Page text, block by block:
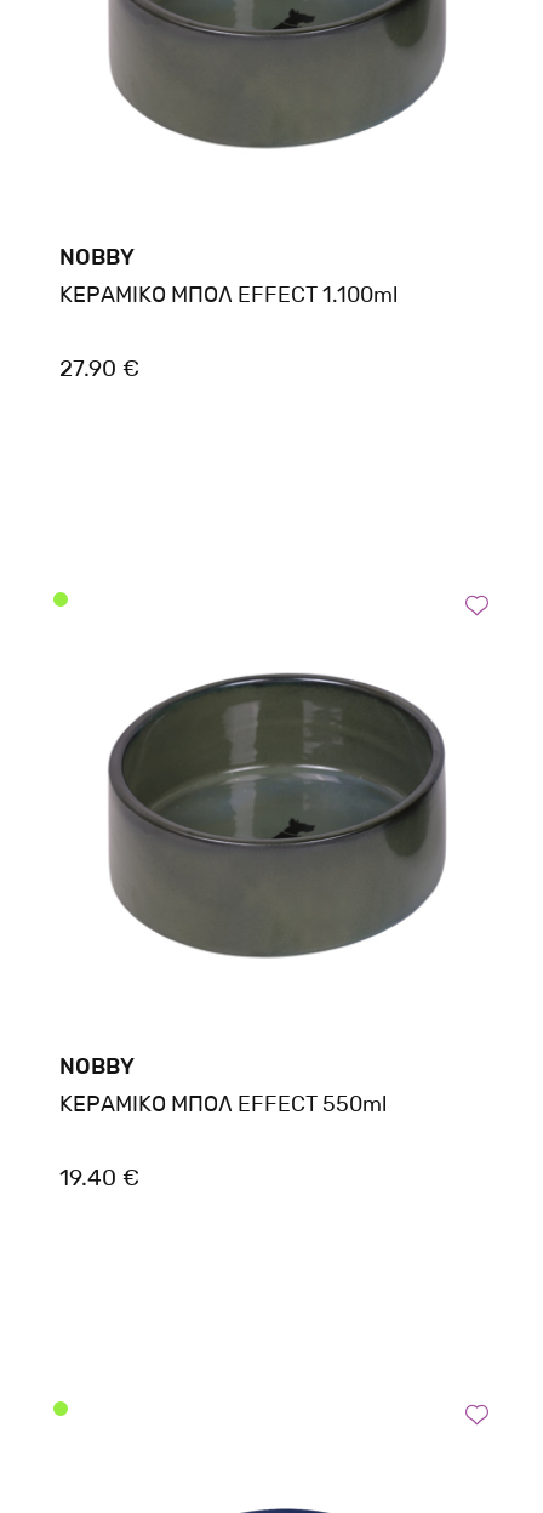
NOBBY
ΚΕΡΑΜΙΚΟ ΜΠΟΛ EFFECT 1.100ml
27.90 €
NOBBY
ΚΕΡΑΜΙΚΟ ΜΠΟΛ EFFECT 550ml
19.40 €